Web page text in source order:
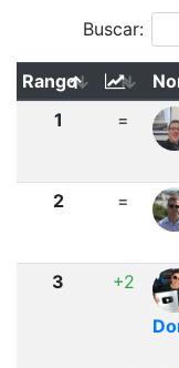
Buscar:
Rango
1
=
2 =
3 +2